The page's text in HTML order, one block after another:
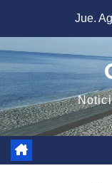
contenido
Jue.